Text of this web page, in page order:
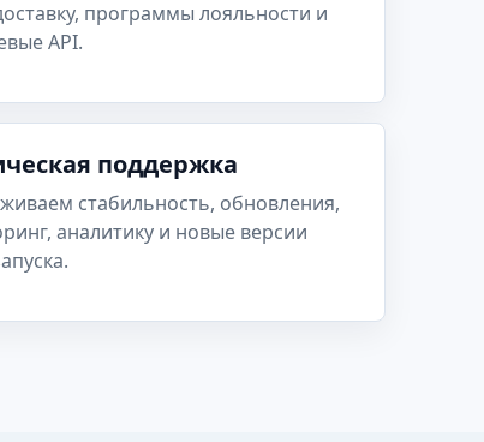
программы лояльности и
API.
поддержка
стабильность, обновления,
аналитику и новые версии